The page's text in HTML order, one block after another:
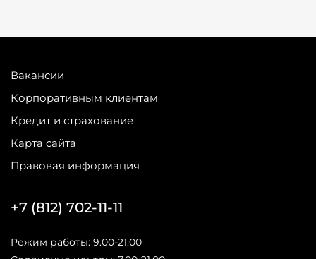
Вакансии
Корпоративным клиентам
Кредит и страхование
Карта сайта
Правовая информация
+7 (812) 702-11-11
Режим работы: 9.00-21.00